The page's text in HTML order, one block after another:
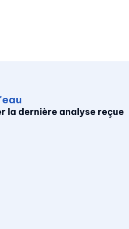
la dernière analyse reçue